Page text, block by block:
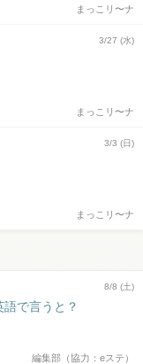
まっこリ〜ナ
3/27 (水)
まっこリ〜ナ
3/3 (日)
まっこリ〜ナ
8/8 (土)
語で言うと？
編集部（協力：eステ）